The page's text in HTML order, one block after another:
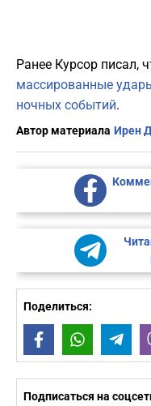
Ранее Курсор писал,
массированные
ночных событий.
Автор материала Ирен
Поделиться:
FacebookWhatsApp
Подписаться на